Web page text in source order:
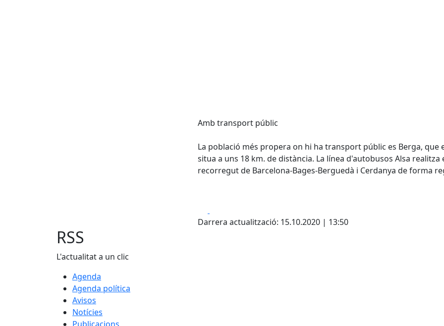
Amb transport públic
La població més propera on hi ha transport públic es Berga, que
situa a uns 18 km. de distància. La línea d'autobusos Alsa realitza
recorregut de Barcelona-Bages-Berguedà i Cerdanya de forma
Darrera actualització: 15.10.2020 | 13:50
RSS
L'actualitat a un clic
Agenda
Agenda política
Avisos
Notícies